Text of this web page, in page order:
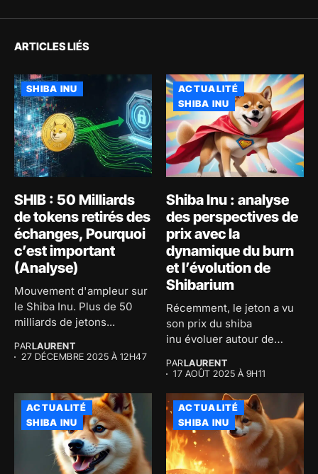
ARTICLES LIÉS
SHIBA INU
SHIB : 50 Milliards
de tokens retirés des
échanges, Pourquoi
c’est important
(Analyse)
Mouvement d'ampleur sur
le Shiba Inu. Plus de 50
milliards de jetons...
PARLAURENT
27 DÉCEMBRE 2025 À 12H47
ACTUALITÉ
SHIBA INU
Shiba Inu : analyse
des perspectives de
prix avec la
dynamique du burn
et l’évolution de
Shibarium
Récemment, le jeton a vu
son prix du shiba
inu évoluer autour de
PARLAURENT
17 AOÛT 2025 À 9H11
ACTUALITÉ
SHIBA INU
ACTUALITÉ
SHIBA INU